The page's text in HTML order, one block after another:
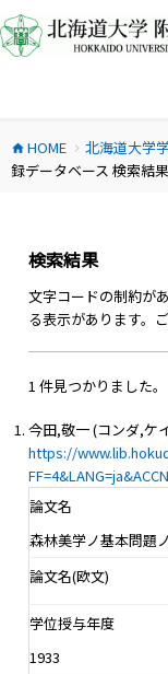
ン
テ
ス
キ
home HOME chevron_right 北海道大学
録データベース 検索結果
検索結果
文字コードの制約が
る表示があります。
1 件見つかりました。
今田,敬一 (コンダ,ケ
https://
論文名
森林美学ノ基本問題
論文名(欧文)
学位授与年度
1933